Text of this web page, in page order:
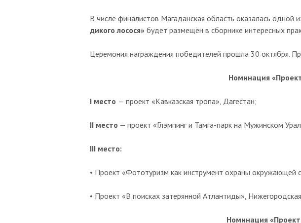
В числе финалистов Магаданская область оказалась
дикого лосося» будет размещён в сборнике интересных
Церемония награждения победителей прошла 30 октября.
Номинация
I место — проект «Кавказская тропа», Дагестан;
II место — проект «Глэмпинг и Тамга-парк на Мужинском
III место:
• Проект «Фототуризм как инструмент охраны окружающей
• Проект «В поисках затерянной Атлантиды»,
Номинация